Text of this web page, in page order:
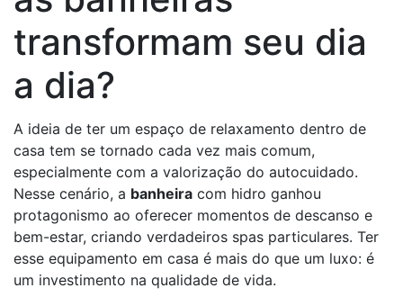
transformam seu dia
a dia?
A ideia de ter um espaço de relaxamento dentro de
casa tem se tornado cada vez mais comum,
especialmente com a valorização do autocuidado.
Nesse cenário, a banheira com hidro ganhou
protagonismo ao oferecer momentos de descanso e
bem-estar, criando verdadeiros spas particulares. Ter
esse equipamento em casa é mais do que um luxo: é
um investimento na qualidade de vida.